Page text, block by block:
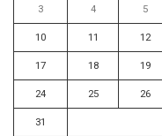
3 4 5
10 11 12
17 18 19
24 25 26
31